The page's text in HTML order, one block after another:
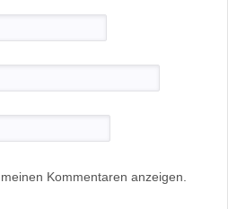
Kommentaren anzeigen.